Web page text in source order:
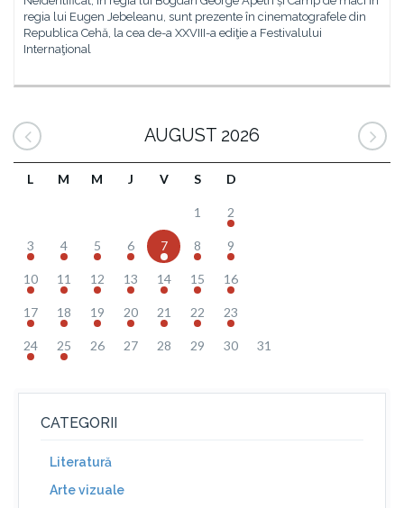
regia lui Eugen Jebeleanu, sunt prezente în cinematografele din
Republica Cehă, la cea de-a XXVIII-a ediţie a Festivalului
Internaţional
AUGUST 2026
L M M J V S D
1 2
3 4 5 6 7 8 9
10 11 12 13 14 15 16
17 18 19 20 21 22 23
24 25 26 27 28 29 30 31
CATEGORII
Literatură
Arte vizuale